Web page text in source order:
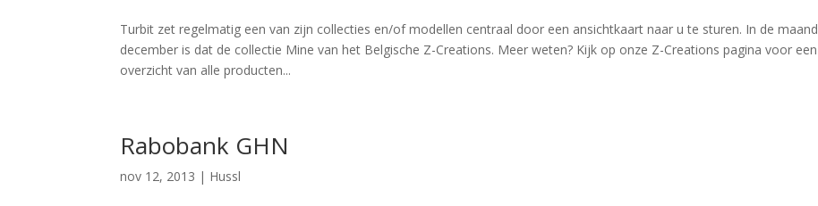
Turbit zet regelmatig een van zijn collecties en/of modellen centraal door een ansichtkaart naar u te sturen. In de maand
december is dat de collectie Mine van het Belgische Z-Creations. Meer weten? Kijk op onze Z-Creations pagina voor een
overzicht van alle producten...
Rabobank GHN
nov 12, 2013 | Hussl